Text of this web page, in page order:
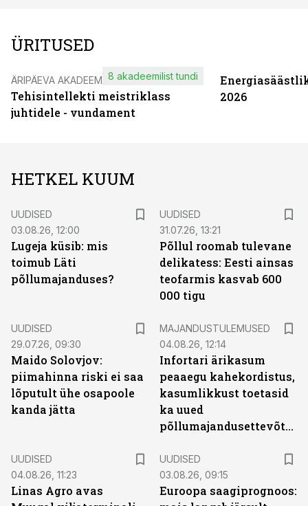
ÜRITUSED
ÄRIPÄEVA AKADEEMIA
Tehisintellekti meistriklass
juhtidele - vundament
8 akadeemilist tundi
2026
HETKEL KUUM
UUDISED
03.08.26, 12:00
Lugeja küsib: mis
toimub Läti
põllumajanduses?
UUDISED
31.07.26, 13:21
Põllul roomab tulevane
delikatess: Eesti ainsas
teofarmis kasvab 600
000 tigu
UUDISED
29.07.26, 09:30
Maido Solovjov:
piimahinna riski ei saa
lõputult ühe osapoole
kanda jätta
MAJANDUSTULEMUSED
04.08.26, 12:14
Infortari ärikasum
peaaegu kahekordistus,
kasumlikkust toetasid
ka uued
põllumajandusettevõtted
UUDISED
04.08.26, 11:23
Linas Agro avas
UUDISED
03.08.26, 09:15
Euroopa saagiprognoos: